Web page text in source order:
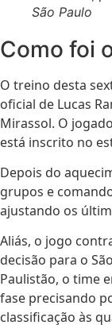
São Paulo
Como foi
O treino desta
oficial de Lucas
Mirassol. O
está inscrito no
Depois do
grupos e
ajustando os
Aliás, o jogo
decisão para o
Paulistão, o time
fase precisando
classificação às